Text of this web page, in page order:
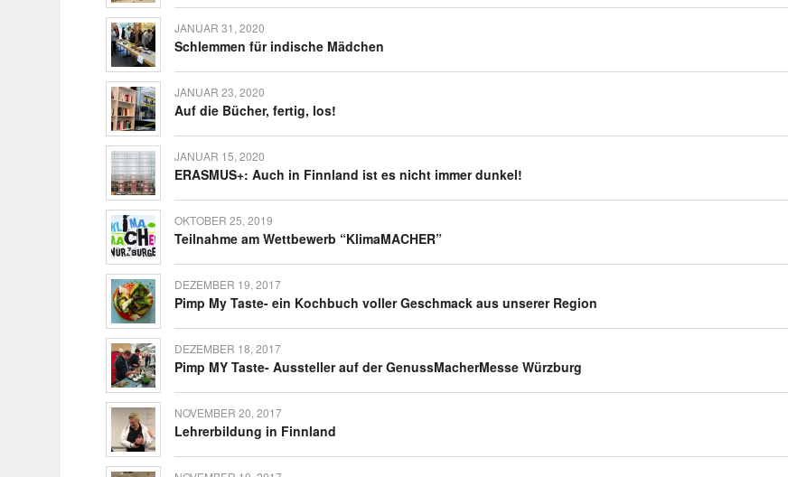
JANUAR 31, 2020
Schlemmen für indi­sche Mädchen
JANUAR 23, 2020
Auf die Bücher, fertig, los!
JANUAR 15, 2020
ERASMUS+: Auch in Finn­land ist es nicht immer dunkel!
OKTOBER 25, 2019
Teil­nahme am Wett­be­werb “Klima­MA­CHER”
DEZEMBER 19, 2017
Pimp My Taste- ein Koch­buch voller Geschmack aus unserer Region
DEZEMBER 18, 2017
Pimp MY Taste- Aussteller auf der Genuss­Ma­cher­Messe Würzburg
NOVEMBER 20, 2017
Lehrer­bil­dung in Finnland